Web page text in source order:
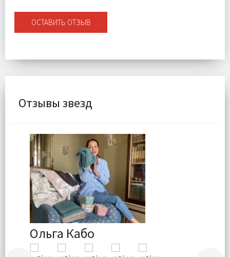
ОСТАВИТЬ ОТЗЫВ
Отзывы звезд
Ольга Кабо